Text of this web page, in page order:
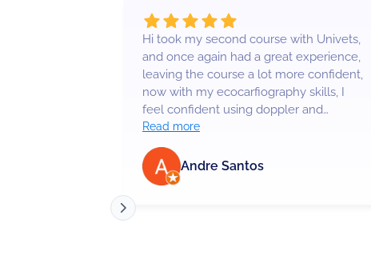
Hi took my second course with Univets,
and once again had a great experience,
leaving the course a lot more confident,
now with my ecocarfiography skills, I
feel confident using doppler and
understand how to do all requited
views for a complete exam. The
networking is always great, and I love
that the meals are included in a lovely
Read more
Andre Santos